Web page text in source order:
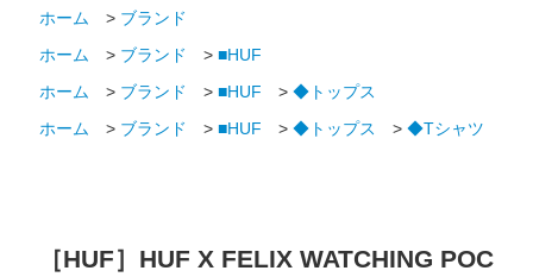
ホーム
> ブランド
ホーム
> ブランド >■HUF
ホーム
> ブランド >■HUF >◆トップス
ホーム
> ブランド >■HUF >◆トップス >◆Tシャツ
［HUF］HUF X FELIX WATCHING POC